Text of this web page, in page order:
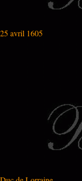
25 avril 1605